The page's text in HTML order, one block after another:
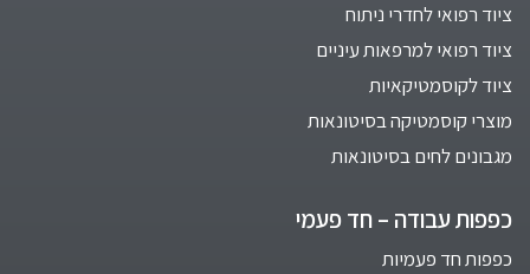
ציוד רפואי לחדרי ניתוח
ציוד רפואי למרפאות עיניים
ציוד לקוסמטיקאיות
מוצרי קוסמטיקה בסיטונאות
מגבונים לחים בסיטונאות
כפפות עבודה – חד פעמי
כפפות חד פעמיות